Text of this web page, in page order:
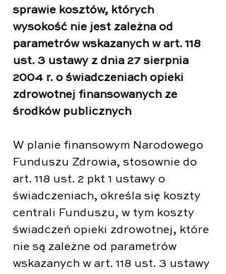
sprawie kosztów, których
wysokość nie jest zależna od
parametrów wskazanych w art. 118
ust. 3 ustawy z dnia 27 sierpnia
2004 r. o świadczeniach opieki
zdrowotnej finansowanych ze
środków publicznych
W planie finansowym Narodowego
Funduszu Zdrowia, stosownie do
art. 118 ust. 2 pkt 1 ustawy o
świadczeniach, określa się koszty
centrali Funduszu, w tym koszty
świadczeń opieki zdrowotnej, które
nie są zależne od parametrów
wskazanych w art. 118 ust. 3 ustawy